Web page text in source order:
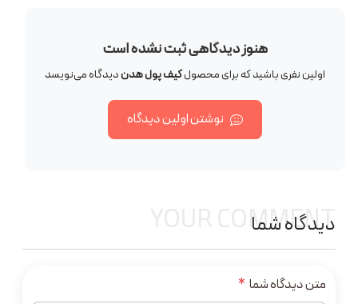
هنوز دیدگاهی ثبت نشده است
اولین نفری باشید که برای محصولکیف پول هدندیدگاه می‌نویسد
نوشتن اولین دیدگاه
دیدگاه شما
YOUR COMMENT
متن دیدگاه شما *